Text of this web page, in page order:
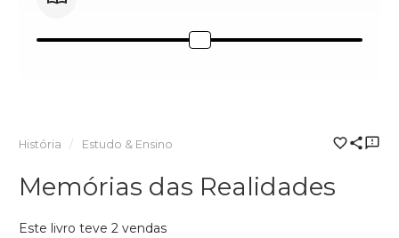
História Estudo & Ensino
Memórias das Realidades
Este livro teve 2 vendas